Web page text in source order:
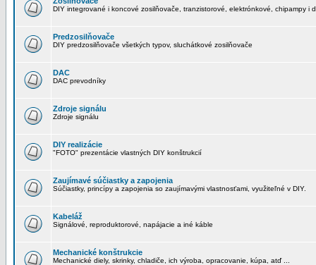
DIY integrované i koncové zosilňovače, tranzistorové, elektrónkové, chipampy i
Predzosilňovače
DIY predzosilňovače všetkých typov, sluchátkové zosilňovače
DAC
DAC prevodníky
Zdroje signálu
Zdroje signálu
DIY realizácie
"FOTO" prezentácie vlastných DIY konštrukcií
Zaujímavé súčiastky a zapojenia
Súčiastky, princípy a zapojenia so zaujímavými vlastnosťami, využiteľné v DIY.
Kabeláž
Signálové, reproduktorové, napájacie a iné káble
Mechanické konštrukcie
Mechanické diely, skrinky, chladiče, ich výroba, opracovanie, kúpa, atď ...